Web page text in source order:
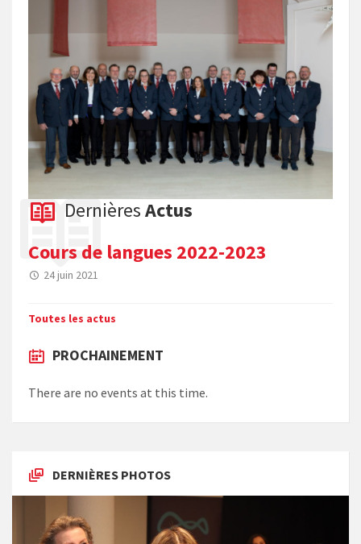
DernièresActus
Cours de langues 2022-2023
24 juin 2021
Toutes les actus
PROCHAINEMENT
There are no events at this time.
DERNIÈRES PHOTOS